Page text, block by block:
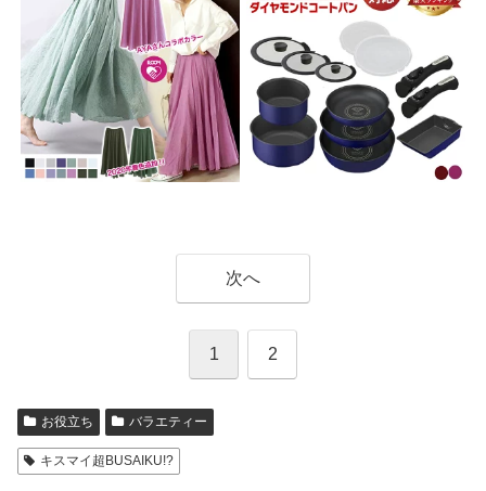
次へ
1 2
お役立ち バラエティー
キスマイ超BUSAIKU!?